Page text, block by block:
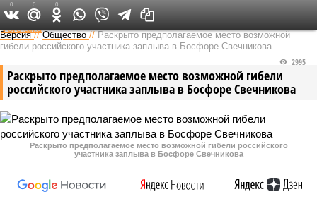
Федеральный выпуск
Версия //Общество //Раскрыто предполагаемое место возможной
гибели российского участника заплыва в Босфоре Свечникова
Раскрыто предполагаемое место возможной гибели
российского участника заплыва в Босфоре Свечникова
2995
Раскрыто предполагаемое место возможной гибели российского
участника заплыва в Босфоре Свечникова
0 0 0